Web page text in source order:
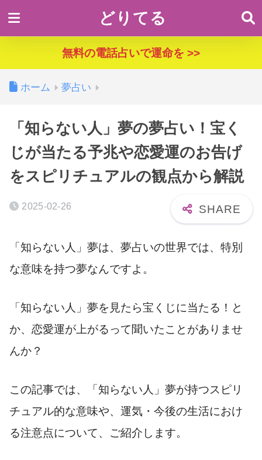
どりてる
無料の電話占いで運命を >>
ホーム 夢占い
「知らない人」夢の夢占い！宝く
じが当たる予兆や恋愛運のお告げ
をスピリチュアルの観点から解説
2025-02-26
「知らない人」夢は、夢占いの世界では、特別
な意味を持つ夢なんですよ。
「知らない人」夢を見たら宝くじに当たる！と
か、恋愛運が上がるって聞いたことがありませ
んか？
この記事では、「知らない人」夢が持つスピリ
チュアル的な意味や、運気・今後の生活におけ
る注意点について、ご紹介します。